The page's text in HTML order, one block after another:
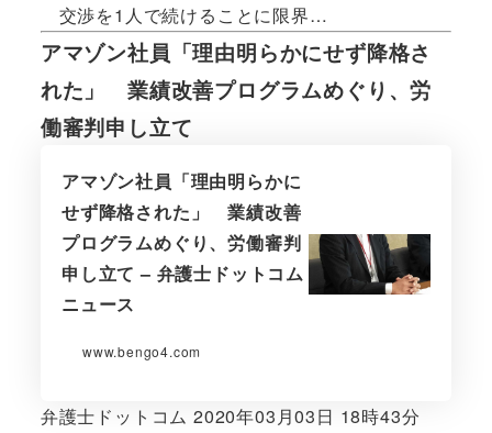
交渉を1人で続けることに限界…
アマゾン社員「理由明らかにせず降格さ
れた」 業績改善プログラムめぐり、労
働審判申し立て
アマゾン社員「理由明らかに
せず降格された」 業績改善
プログラムめぐり、労働審判
申し立て – 弁護士ドットコム
ニュース
www.bengo4.com
弁護士ドットコム 2020年03月03日 18時43分